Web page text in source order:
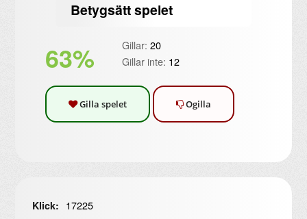
Betygsätt spelet
63% Gillar: 20
Gillar inte: 12
Gilla spelet Ogilla
Klick: 17225